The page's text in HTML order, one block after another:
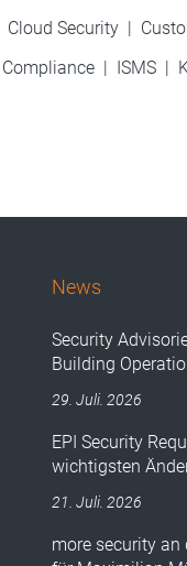
Cloud Security |
Compliance| ISMS|
News
Security
Building
29. Juli. 2026
EPI Security
wichtigsten
21. Juli. 2026
more security an